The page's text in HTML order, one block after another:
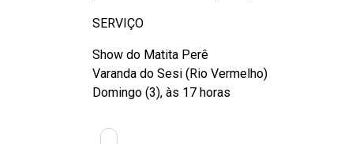
SERVIÇO
Show do Matita Perê
Varanda do Sesi (Rio Vermelho)
Domingo (3), às 17 horas